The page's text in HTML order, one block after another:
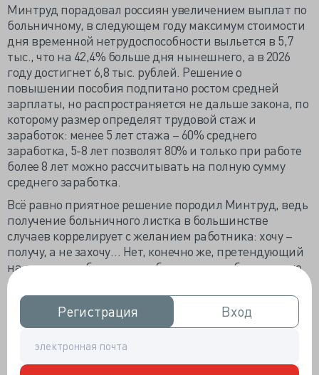
Регистрация
Регистрация Вход
Вход
Минтруд порадовал россиян увеличением выплат по
больничному, в следующем году максимум стоимости
дня временной нетрудоспособности выльется в 5,7
тыс., что на 42,4% больше дня нынешнего, а в 2026
году достигнет 6,8 тыс. рублей. Решение о
повышении пособия подпитано ростом средней
зарплаты, но распространяется не дальше закона, по
которому размер определят трудовой стаж и
заработок: менее 5 лет стажа – 60% среднего
заработка, 5-8 лет позволят 80% и только при работе
более 8 лет можно рассчитывать на полную сумму
среднего заработка.
Всё равно приятное решение породил Минтруд, ведь
получение больничного листка в большинстве
случаев коррелирует с желанием работника: хочу –
получу, а не захочу… Нет, конечно же, претендующий
на получение бюллетеня обязан иметь объективные
признаки заболевания, часть которых записывается
врачом «со слов пациента». Немногие доктора
откажут в выдаче больничного требующему отдыха
пациенту, так недолго личного покоя лишиться из-за
жалобы неудовлетворённого.
При снижении востребованности б/л молодыми